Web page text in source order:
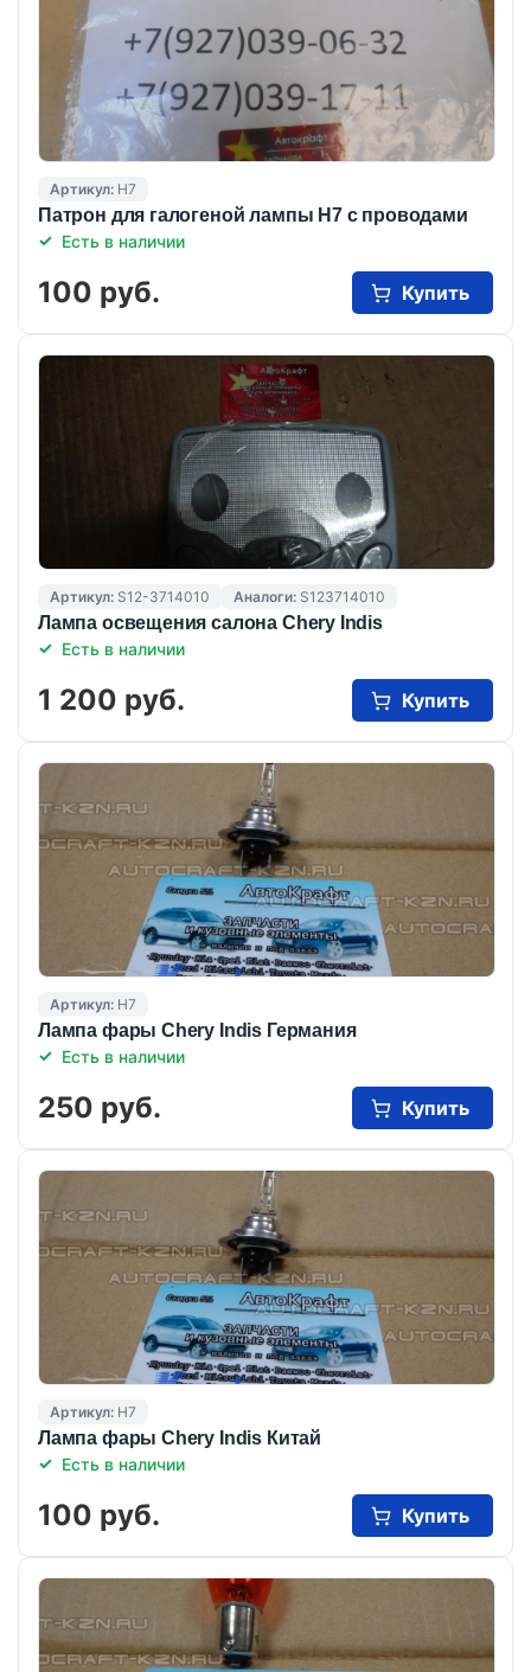
Артикул: Н7
Патрон для галогеной лампы Н7 с проводами
Есть в наличии
100 руб. Купить
Артикул: S12-3714010 Аналоги: S123714010
Лампа освещения салона Chery Indis
Есть в наличии
1 200 руб. Купить
Артикул: H7
Лампа фары Chery Indis Германия
Есть в наличии
250 руб. Купить
Артикул: H7
Лампа фары Chery Indis Китай
Есть в наличии
100 руб. Купить